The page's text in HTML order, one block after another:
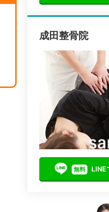
成田整骨院
無料 LINE